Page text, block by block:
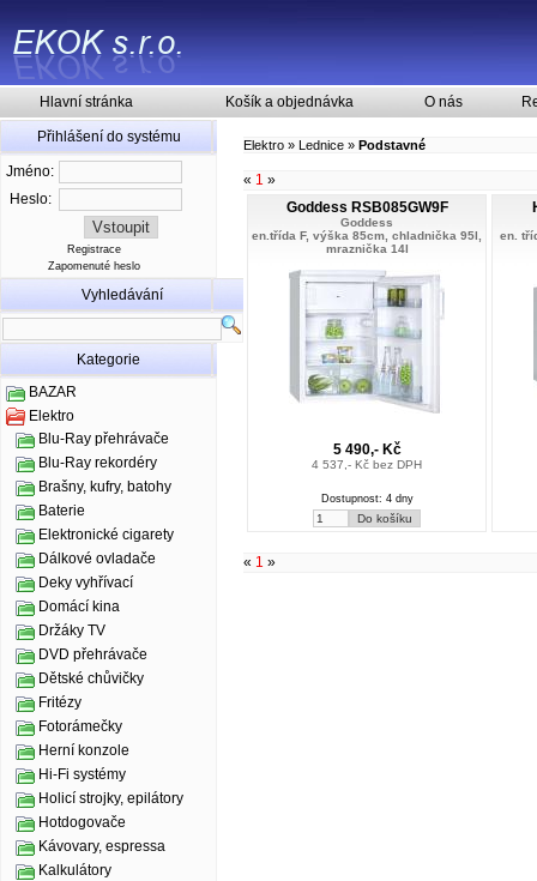
Hlavní stránka Košík a objednávka O nás
Přihlášení do systému
Jméno:
Heslo:
Registrace
Zapomenuté heslo
Vyhledávání
Kategorie
BAZAR
Elektro
Blu-Ray přehrávače
Blu-Ray rekordéry
Brašny, kufry, batohy
Baterie
Elektronické cigarety
Dálkové ovladače
Deky vyhřívací
Domácí kina
Držáky TV
DVD přehrávače
Dětské chůvičky
Fritézy
Fotorámečky
Herní konzole
Hi-Fi systémy
Holicí strojky, epilátory
Hotdogovače
Kávovary, espressa
Kalkulátory
Elektro » Lednice » Podstavné
« 1 »
Goddess RSB085GW9F
Goddess
en.třída F, výška 85cm, chladnička 95l,
mraznička 14l
5 490,- Kč
4 537,- Kč bez DPH
Dostupnost: 4 dny
en.
« 1 »